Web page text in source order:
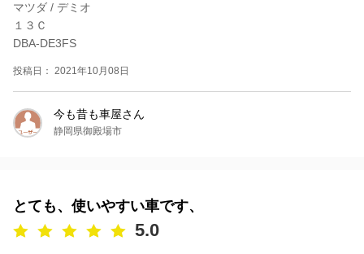
マツダ / デミオ
１３Ｃ
DBA-DE3FS
投稿日： 2021年10月08日
今も昔も車屋さん
静岡県御殿場市
とても、使いやすい車です、
5.0